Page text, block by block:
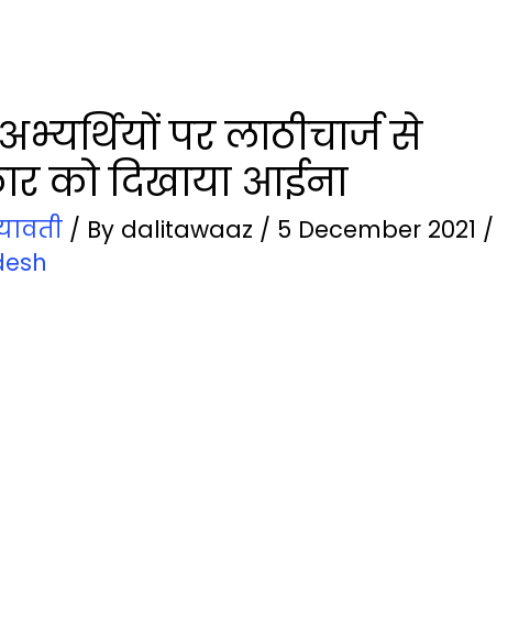
पर लाठीचार्ज से
को दिखाया आईना
/ By dalitawaaz / 5 December 2021 /